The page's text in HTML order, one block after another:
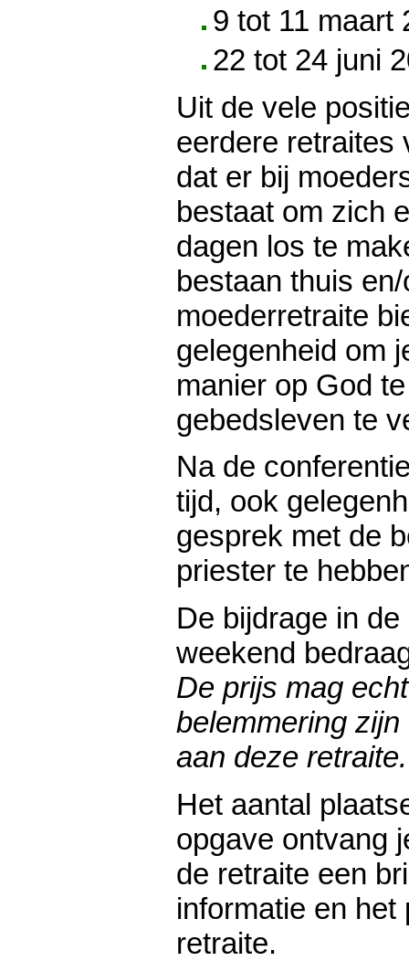
9 tot 11 maart
22 tot 24 juni
Uit de vele
eerdere retraites
dat er bij
bestaat om zich
dagen los te
bestaan thuis
moederretraite
gelegenheid om
manier op God
gebedsleven te
Na de
tijd, ook
gesprek met de
priester te
De bijdrage in
weekend
De prijs mag
belemmering
aan deze retraite.
Het aantal
opgave ontvang
de retraite een
informatie en
retraite.